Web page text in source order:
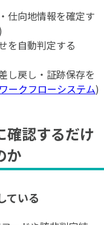
仕向地情報を確定す
を自動判定する
し戻し・証跡保存を
ワークフローシステム)
確認するだけ
か
ている